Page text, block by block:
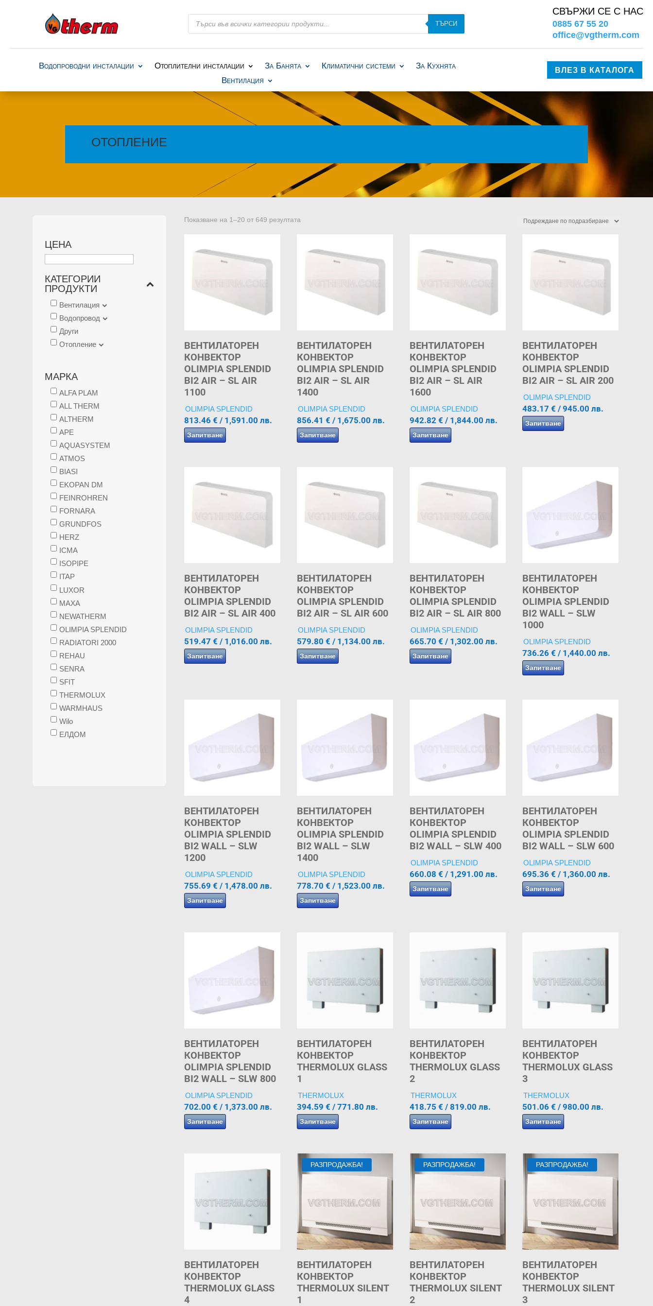
Products
search
ТЪРСИ
СВЪРЖИ СЕ С НАС
0885 67 55 20
office@vgtherm.com
Водопроводни инсталации Отоплителни инсталации За Банята Климатични системи
За Кухнята
Вентилация
ВЛЕЗ В КАТАЛОГА
ОТОПЛЕНИЕ
ЦЕНА
КАТЕГОРИИ
ПРОДУКТИ
Вентилация
Водопровод
Други
Отопление
МАРКА
ALFA PLAM
ALL THERM
ALTHERM
APE
AQUASYSTEM
ATMOS
BIASI
EKOPAN DM
FEINROHREN
FORNARA
GRUNDFOS
HERZ
ICMA
ISOPIPE
ITAP
LUXOR
MAXA
NEWATHERM
OLIMPIA SPLENDID
RADIATORI 2000
REHAU
SENRA
SFIT
THERMOLUX
WARMHAUS
Wilo
ЕЛДОМ
Показване на 1–20 от 649 резултата
ВЕНТИЛАТОРЕН
КОНВЕКТОР
OLIMPIA SPLENDID
BI2 AIR – SL AIR
1100
OLIMPIA SPLENDID
813.46 € / 1,591.00 лв.
Запитване
ВЕНТИЛАТОРЕН
КОНВЕКТОР
OLIMPIA SPLENDID
BI2 AIR – SL AIR
1400
OLIMPIA SPLENDID
856.41 € / 1,675.00 лв.
Запитване
ВЕНТИЛАТОРЕН
КОНВЕКТОР
OLIMPIA SPLENDID
BI2 AIR – SL AIR
1600
OLIMPIA SPLENDID
942.82 € / 1,844.00 лв.
Запитване
ВЕНТИЛАТОРЕН
КОНВЕКТОР
OLIMPIA SPLENDID
BI2 AIR – SL AIR 200
OLIMPIA SPLENDID
483.17€ / 945.00 лв.
Запитване
ВЕНТИЛАТОРЕН
КОНВЕКТОР
OLIMPIA SPLENDID
BI2 AIR – SL AIR 400
OLIMPIA SPLENDID
519.47 € / 1,016.00 лв.
Запитване
ВЕНТИЛАТОРЕН
КОНВЕКТОР
OLIMPIA SPLENDID
BI2 AIR – SL AIR 600
OLIMPIA SPLENDID
579.80 € / 1,134.00 лв.
Запитване
ВЕНТИЛАТОРЕН
КОНВЕКТОР
OLIMPIA SPLENDID
BI2 AIR – SL AIR 800
OLIMPIA SPLENDID
665.70 € / 1,302.00 лв.
Запитване
ВЕНТИЛАТОРЕН
КОНВЕКТОР
OLIMPIA SPLENDID
BI2 WALL – SLW
1000
OLIMPIA SPLENDID
736.26€ / 1,440.00 лв.
Запитване
ВЕНТИЛАТОРЕН
КОНВЕКТОР
OLIMPIA SPLENDID
BI2 WALL – SLW
1200
OLIMPIA SPLENDID
755.69 € / 1,478.00 лв.
Запитване
ВЕНТИЛАТОРЕН
КОНВЕКТОР
OLIMPIA SPLENDID
BI2 WALL – SLW
1400
OLIMPIA SPLENDID
778.70 € / 1,523.00 лв.
Запитване
ВЕНТИЛАТОРЕН
КОНВЕКТОР
OLIMPIA SPLENDID
BI2 WALL – SLW 400
OLIMPIA SPLENDID
660.08 € / 1,291.00 лв.
Запитване
ВЕНТИЛАТОРЕН
КОНВЕКТОР
OLIMPIA SPLENDID
BI2 WALL – SLW 600
OLIMPIA SPLENDID
695.36€ / 1,360.00 лв.
Запитване
ВЕНТИЛАТОРЕН
КОНВЕКТОР
OLIMPIA SPLENDID
BI2 WALL – SLW 800
OLIMPIA SPLENDID
702.00 € / 1,373.00 лв.
Запитване
ВЕНТИЛАТОРЕН
КОНВЕКТОР
THERMOLUX GLASS
1
THERMOLUX
394.59 € / 771.80 лв.
Запитване
ВЕНТИЛАТОРЕН
КОНВЕКТОР
THERMOLUX GLASS
2
THERMOLUX
418.75 € / 819.00 лв.
Запитване
ВЕНТИЛАТОРЕН
КОНВЕКТОР
THERMOLUX GLASS
3
THERMOLUX
501.06€ / 980.00 лв.
Запитване
ВЕНТИЛАТОРЕН
КОНВЕКТОР
THERMOLUX GLASS
4
РАЗПРОДАЖБА!
ВЕНТИЛАТОРЕН
КОНВЕКТОР
THERMOLUX SILENT
1
РАЗПРОДАЖБА!
ВЕНТИЛАТОРЕН
КОНВЕКТОР
THERMOLUX SILENT
2
РАЗПРОДАЖБА!
ВЕНТИЛАТОРЕН
КОНВЕКТОР
THERMOLUX SILENT
3